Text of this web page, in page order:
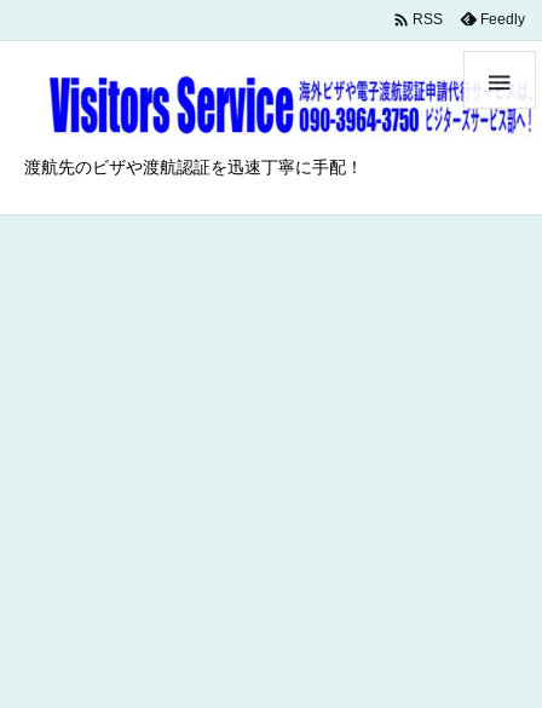
渡航先のビザや渡航認証を迅速丁寧に手配！

 RSS Feedly